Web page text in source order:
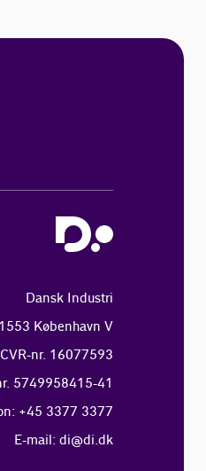
Dansk Industri
København V
CVR-nr. 16077593
5749958415-41
+45 3377 3377
E-mail: di@di.dk